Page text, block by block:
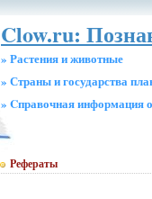
Clow.ru:
» Растения и животные
» Страны и государства
» Cправочная информация
Рефераты